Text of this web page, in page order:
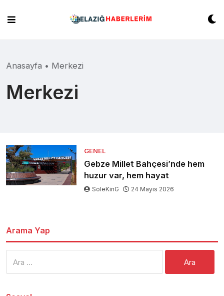
content
Anasayfa • Merkezi
Merkezi
GENEL
Gebze Millet Bahçesi’nde hem
huzur var, hem hayat
SoleKinG 24 Mayıs 2026
Arama Yap